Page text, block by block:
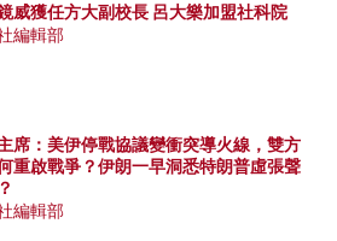
威獲任方大副校長 呂大樂加盟社科院
編輯部
席：美伊停戰協議變衝突導火線，雙方
重啟戰爭？伊朗一早洞悉特朗普虛張聲
編輯部